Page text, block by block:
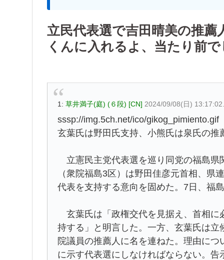
立民代表選で吉田晴美の推薦
くんに入れるよ、当たり前
1: 草井満子(庭) (６段) [CN] 2024/09/08(日)
sssp://img.5ch.net/ico/gikog_pimiento.gif
玄葉氏は野田氏支持、小熊氏は泉氏の
立憲民主党代表選を巡り同党の福島県
（衆院福島3区）は野田佳彦元首相、県
代表を支持する意向を固めた。7日、福
玄葉氏は「政権交代を見据え、首相に
持する」と明言した。一方、玄葉氏は
院議員の推薦人に名を連ねた。理由に
に示す代表選にしなければならない。